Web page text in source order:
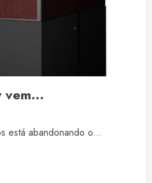
vem…
está abandonando o...